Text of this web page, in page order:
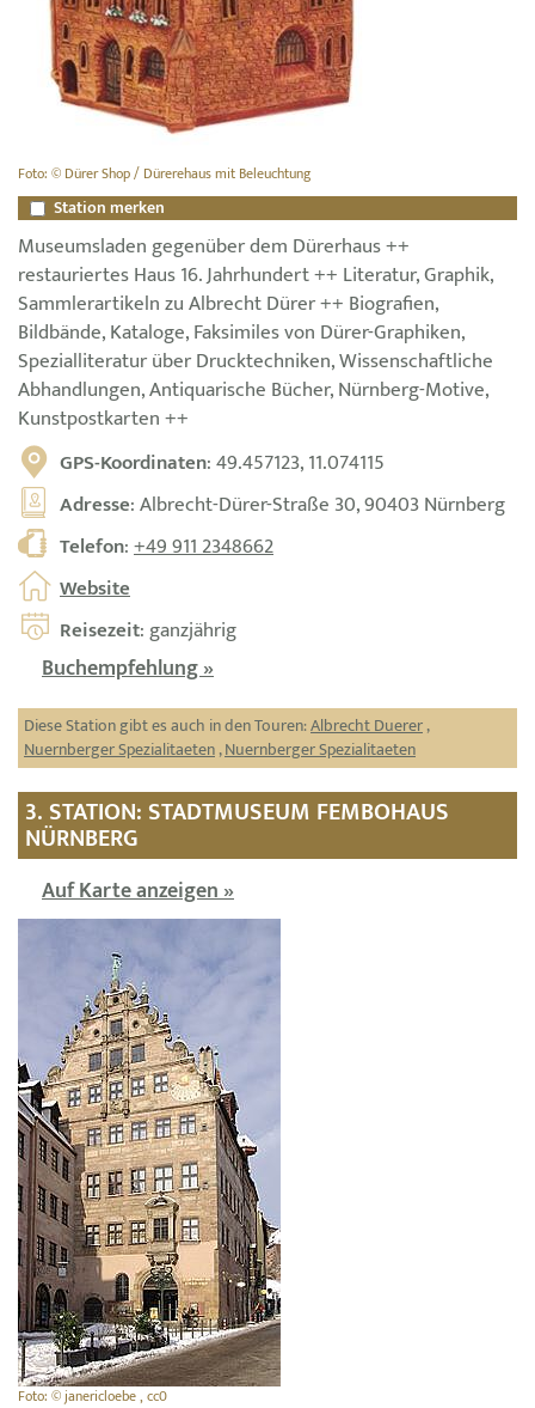
Foto: © Dürer Shop / Dürerehaus mit Beleuchtung
Station merken
Museumsladen gegenüber dem Dürerhaus ++
restauriertes Haus 16. Jahrhundert ++ Literatur, Graphik,
Sammlerartikeln zu Albrecht Dürer ++ Biografien,
Bildbände, Kataloge, Faksimiles von Dürer-Graphiken,
Spezialliteratur über Drucktechniken, Wissenschaftliche
Abhandlungen, Antiquarische Bücher, Nürnberg-Motive,
Kunstpostkarten ++
GPS-Koordinaten: 49.457123, 11.074115
Adresse: Albrecht-Dürer-Straße 30, 90403 Nürnberg
Telefon:+49 911 2348662
Website
Reisezeit: ganzjährig
Buchempfehlung »
Diese Station gibt es auch in den Touren:Albrecht Duerer,
Nuernberger Spezialitaeten,Nuernberger Spezialitaeten
3. STATION: STADTMUSEUM FEMBOHAUS
NÜRNBERG
Auf Karte anzeigen »
Foto: © janericloebe , cc0